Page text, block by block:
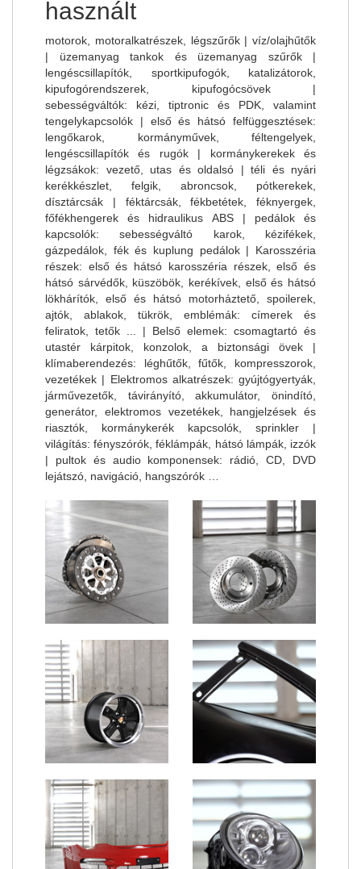
használt
motorok, motoralkatrészek, légszűrők | víz/olajhűtők
| üzemanyag tankok és üzemanyag szűrők |
lengéscsillapítók, sportkipufogók, katalizátorok,
kipufogórendszerek, kipufogócsövek |
sebességváltók: kézi, tiptronic és PDK, valamint
tengelykapcsolók | első és hátsó felfüggesztések:
lengőkarok, kormányművek, féltengelyek,
lengéscsillapítók és rugók | kormánykerekek és
légzsákok: vezető, utas és oldalsó | téli és nyári
kerékkészlet, felgik, abroncsok, pótkerekek,
dísztárcsák | féktárcsák, fékbetétek, féknyergek,
főfékhengerek és hidraulikus ABS | pedálok és
kapcsolók: sebességváltó karok, kézifékek,
gázpedálok, fék és kuplung pedálok | Karosszéria
részek: első és hátsó karosszéria részek, első és
hátsó sárvédők, küszöbök, kerékívek, első és hátsó
lökhárítók, első és hátsó motorháztető, spoilerek,
ajtók, ablakok, tükrök, emblémák: címerek és
feliratok, tetők ... | Belső elemek: csomagtartó és
utastér kárpitok, konzolok, a biztonsági övek |
klímaberendezés: léghűtők, fűtők, kompresszorok,
vezetékek | Elektromos alkatrészek: gyújtógyertyák,
járművezetők, távirányító, akkumulátor, önindító,
generátor, elektromos vezetékek, hangjelzések és
riasztók, kormánykerék kapcsolók, sprinkler |
világítás: fényszórók, féklámpák, hátsó lámpák, izzók
| pultok és audio komponensek: rádió, CD, DVD
lejátszó, navigáció, hangszórók …